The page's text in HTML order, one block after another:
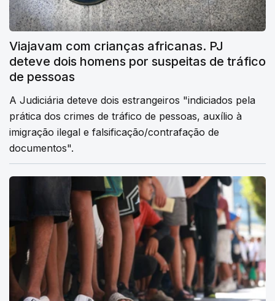
Viajavam com crianças africanas. PJ
deteve dois homens por suspeitas de tráfico
de pessoas
A Judiciária deteve dois estrangeiros "indiciados pela
prática dos crimes de tráfico de pessoas, auxílio à
imigração ilegal e falsificação/contrafação de
documentos".